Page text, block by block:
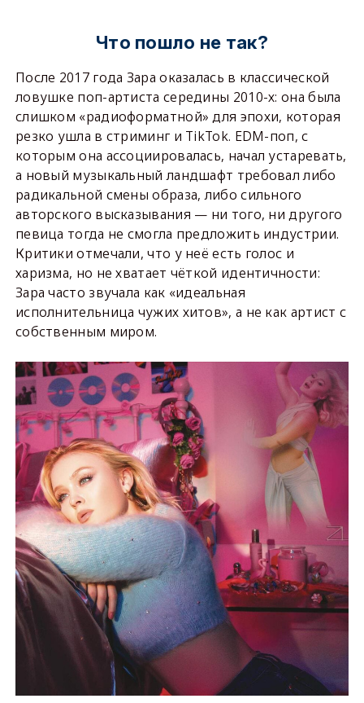
Что пошло не так?
После 2017 года Зара оказалась в классической
ловушке поп-артиста середины 2010-х: она была
слишком «радиоформатной» для эпохи, которая
резко ушла в стриминг и TikTok. EDM-поп, с
которым она ассоциировалась, начал устаревать,
а новый музыкальный ландшафт требовал либо
радикальной смены образа, либо сильного
авторского высказывания — ни того, ни другого
певица тогда не смогла предложить индустрии.
Критики отмечали, что у неё есть голос и
харизма, но не хватает чёткой идентичности:
Зара часто звучала как «идеальная
исполнительница чужих хитов», а не как артист с
собственным миром.